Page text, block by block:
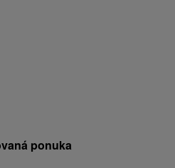
ponuka